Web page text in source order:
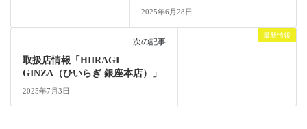
2025年6月28日
最新情報
次の記事
取扱店情報「HIIRAGI
GINZA（ひいらぎ 銀座本店）」
2025年7月3日